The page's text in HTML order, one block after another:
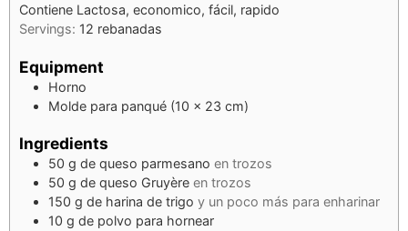
Contiene Lactosa, economico, fácil, rapido
Servings: 12 rebanadas
Equipment
Horno
Molde para panqué (10 x 23 cm)
Ingredients
50 g de queso parmesano en trozos
50 g de queso Gruyère en trozos
150 g de harina de trigo y un poco más para enharinar
10 g de polvo para hornear